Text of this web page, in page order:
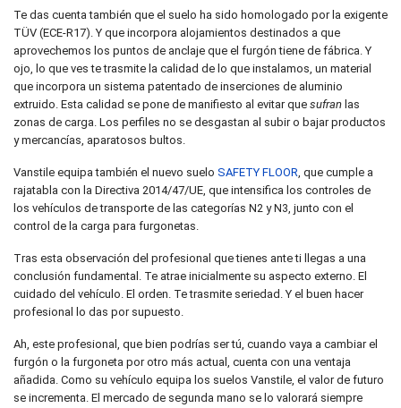
Te das cuenta también que el suelo ha sido homologado por la exigente
TÜV (ECE-R17). Y que incorpora alojamientos destinados a que
aprovechemos los puntos de anclaje que el furgón tiene de fábrica. Y
ojo, lo que ves te trasmite la calidad de lo que instalamos, un material
que incorpora un sistema patentado de inserciones de aluminio
extruido. Esta calidad se pone de manifiesto al evitar que sufran las
zonas de carga. Los perfiles no se desgastan al subir o bajar productos
y mercancías, aparatosos bultos.
Vanstile equipa también el nuevo suelo SAFETY FLOOR, que cumple a
rajatabla con la Directiva 2014/47/UE, que intensifica los controles de
los vehículos de transporte de las categorías N2 y N3, junto con el
control de la carga para furgonetas.
Tras esta observación del profesional que tienes ante ti llegas a una
conclusión fundamental. Te atrae inicialmente su aspecto externo. El
cuidado del vehículo. El orden. Te trasmite seriedad. Y el buen hacer
profesional lo das por supuesto.
Ah, este profesional, que bien podrías ser tú, cuando vaya a cambiar el
furgón o la furgoneta por otro más actual, cuenta con una ventaja
añadida. Como su vehículo equipa los suelos Vanstile, el valor de futuro
se incrementa. El mercado de segunda mano se lo valorará siempre